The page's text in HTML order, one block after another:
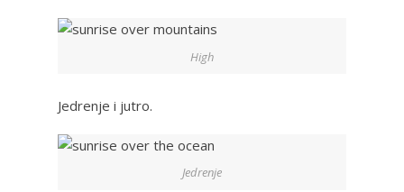
High
Jedrenje i jutro.
Jedrenje